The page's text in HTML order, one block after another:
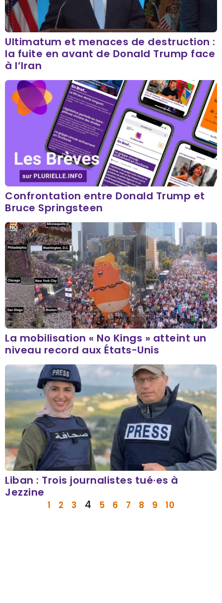
Ultimatum et menaces de destruction :
la fuite en avant de Donald Trump face
à l’Iran
Confrontation entre Donald Trump et
Bruce Springsteen
La mobilisation « No Kings » atteint un
niveau record aux États-Unis
Liban : Trois journalistes tué·es à
Jezzine
1 2 3 4 5 6 7 8 9 10